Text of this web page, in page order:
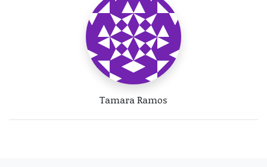
Tamara Ramos